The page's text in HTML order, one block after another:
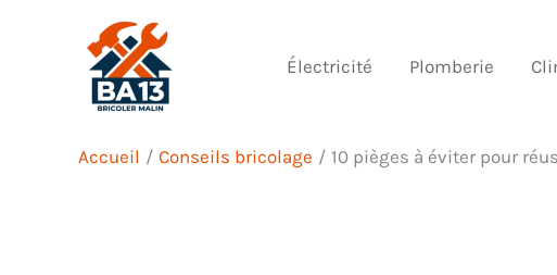
Électricité Plomberie
Accueil Conseils bricolage 10 pièges à éviter pour